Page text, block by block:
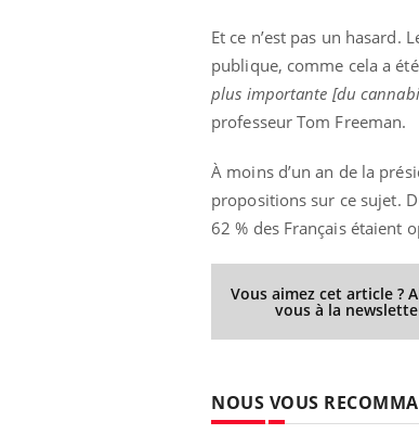
Et ce n’est pas un hasard.
publique, comme cela a
plus importante [du
professeur Tom Freeman.
À moins d’un an de la
propositions sur ce sujet.
62 % des Français étaient
Vous aimez cet article ?
vous à la
NOUS VOUS